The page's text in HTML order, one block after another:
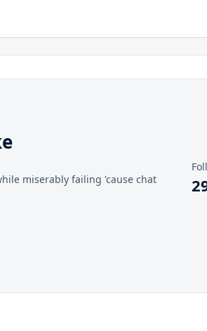
miserably failing 'cause chat